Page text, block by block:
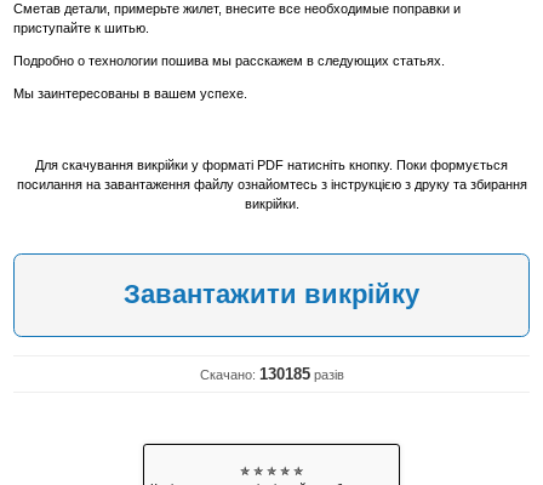
Сметав детали, примерьте жилет, внесите все необходимые поправки и
приступайте к шитью.
Подробно о технологии пошива мы расскажем в следующих статьях.
Мы заинтересованы в вашем успехе.
Для скачування викрійки у форматі PDF натисніть кнопку. Поки формується
посилання на завантаження файлу ознайомтесь з інструкцією з друку та збирання
викрійки.
Завантажити викрійку
Скачано: 130185разів
✯ ✯ ✯ ✯ ✯